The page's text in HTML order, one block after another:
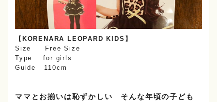
【KORENARA LEOPARD KIDS】
Size Free Size
Type for girls
Guide 110cm
ママとお揃いは恥ずかしい そんな年頃の子ども